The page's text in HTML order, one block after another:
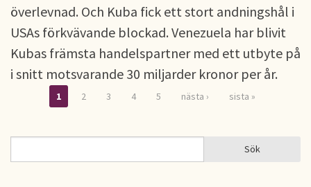
överlevnad. Och Kuba fick ett stort andningshål i
USAs förkvävande blockad. Venezuela har blivit
Kubas främsta handelspartner med ett utbyte på
i snitt motsvarande 30 miljarder kronor per år.
Sidor
1 2 3 4 5 nästa › sista »
SÖKFORMULÄR Sök